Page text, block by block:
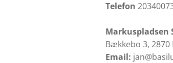
Telefon
Markuspladsen
Bækkebo 3, 2870
Email: